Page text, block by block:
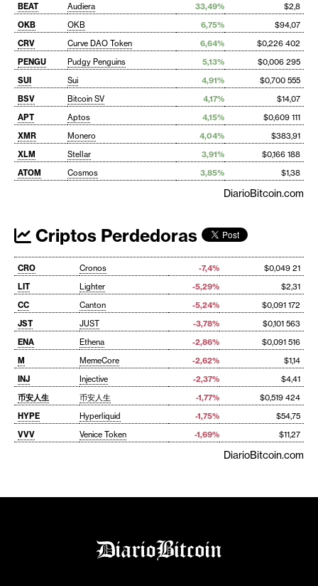
BEAT Audiera 33,49%
$2,8
OKB
OKB 6,75%
$94,07
CRV
Curve DAO Token 6,64%
$0,226 402
PENGU
Pudgy Penguins 5,13%
$0,006 295
SUI
Sui 4,91%
$0,700 555
BSV
Bitcoin SV 4,17%
$14,07
APT
Aptos 4,15%
$0,609 111
XMR
Monero 4,04%
$383,91
XLM
Stellar 3,91%
$0,166 188
ATOM
Cosmos 3,85% $1,38
DiarioBitcoin.com
Criptos Perdedoras
CRO Cronos -7,4%
$0,049 21
LIT
Lighter -5,29%
$2,31
CC
Canton -5,24%
$0,091 172
JST
JUST -3,78%
$0,101 563
ENA
Ethena -2,86%
$0,091 516
M
MemeCore -2,62%
$1,14
INJ
Injective -2,37%
$4,41
币安人生
币安人生 -1,77%
$0,519 424
HYPE
Hyperliquid -1,75%
$54,75
VVV
Venice Token -1,69% $11,27
DiarioBitcoin.com